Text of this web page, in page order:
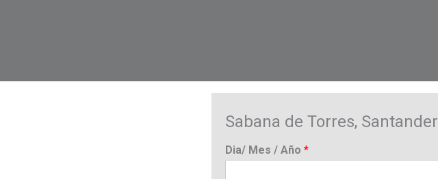
Sabana de Torres, Santander
Dia/ Mes / Año *